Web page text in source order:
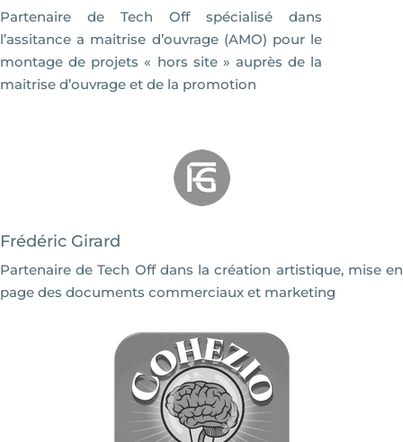
Partenaire de Tech Off spécialisé dans
l’assitance a maitrise d’ouvrage (AMO) pour le
montage de projets « hors site » auprès de la
maitrise d’ouvrage et de la promotion
Frédéric Girard
Partenaire de Tech Off dans la création artistique, mise en
page des documents commerciaux et marketing